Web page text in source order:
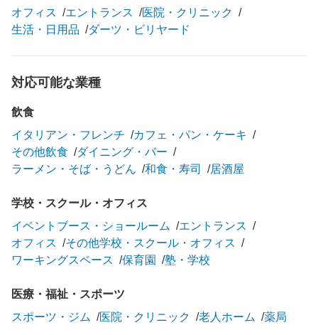
オフィス エントランス
医院・クリニック
生活・日用品
ダーツ・ビリヤード
対応可能な業種
飲食
イタリアン・フレンチ
カフェ・パン・ケーキ
その他飲食
ダイニング・バー
ラーメン・そば・うどん
和食・寿司 居酒屋
学校・スクール・オフィス
イベントブース・ショールーム
エントランス
オフィス
その他学校・スクール・オフィス
ワーキングスペース
保育園 塾・学校
医療・福祉・スポーツ
スポーツ・ジム
医院・クリニック 老人ホーム 薬局